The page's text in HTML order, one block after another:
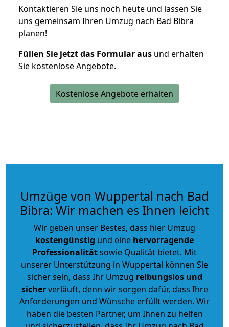
Kontaktieren Sie uns noch heute und lassen Sie
uns gemeinsam Ihren Umzug nach Bad Bibra
planen!
Füllen Sie jetzt das Formular aus und erhalten
Sie kostenlose Angebote.
Kostenlose Angebote erhalten
Umzüge von Wuppertal nach Bad
Bibra: Wir machen es Ihnen leicht
Wir geben unser Bestes, dass hier Umzug
kostengünstig und eine hervorragende
Professionalitätsowie Qualität bietet. Mit
unserer Unterstützung in Wuppertal können Sie
sicher sein, dass Ihr Umzug reibungslos und
sicherverläuft, denn wir sorgen dafür, dass Ihre
Anforderungen und Wünsche erfüllt werden. Wir
haben die besten Partner, um Ihnen zu helfen